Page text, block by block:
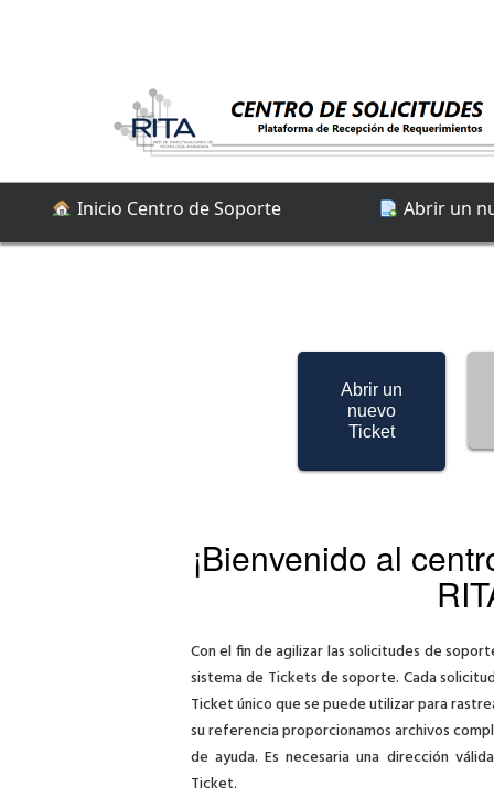
Inicio Centro de Soporte Abrir un
Abrir un
nuevo
Ticket
¡Bienvenido al
Con el fin de agilizar las solicitudes de
sistema de Tickets de soporte. Cada
Ticket único que se puede utilizar para
su referencia proporcionamos archivos
de ayuda. Es necesaria una dirección
Ticket.